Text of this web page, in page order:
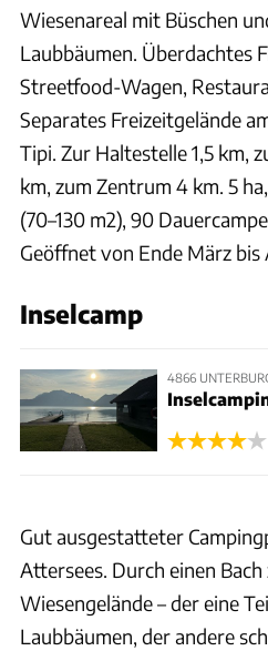
Wiesenareal mit Büschen
Laubbäumen. Überdachtes
Streetfood-Wagen,
Separates Freizeitgelände
Tipi. Zur Haltestelle 1,5 km,
km, zum Zentrum 4 km. 5
(70–130 m2), 90
Geöffnet von Ende März
Inselcamp
4866
Gut ausgestatteter
Attersees. Durch einen
Wiesengelände – der eine
Laubbäumen, der andere